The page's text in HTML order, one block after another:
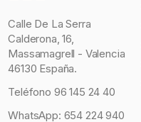
Calle De La Serra
Calderona, 16,
Massamagrell - Valencia
46130 España.
Teléfono 96 145 24 40
WhatsApp: 654 224 940